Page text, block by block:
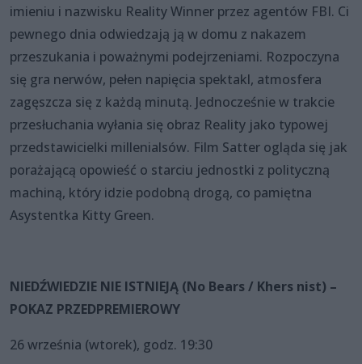
imieniu i nazwisku Reality Winner przez agentów FBI. Ci
pewnego dnia odwiedzają ją w domu z nakazem
przeszukania i poważnymi podejrzeniami. Rozpoczyna
się gra nerwów, pełen napięcia spektakl, atmosfera
zagęszcza się z każdą minutą. Jednocześnie w trakcie
przesłuchania wyłania się obraz Reality jako typowej
przedstawicielki millenialsów. Film Satter ogląda się jak
porażającą opowieść o starciu jednostki z polityczną
machiną, który idzie podobną drogą, co pamiętna
Asystentka Kitty Green.
NIEDŹWIEDZIE NIE ISTNIEJĄ (No Bears / Khers nist) –
POKAZ PRZEDPREMIEROWY
26 września (wtorek), godz. 19:30